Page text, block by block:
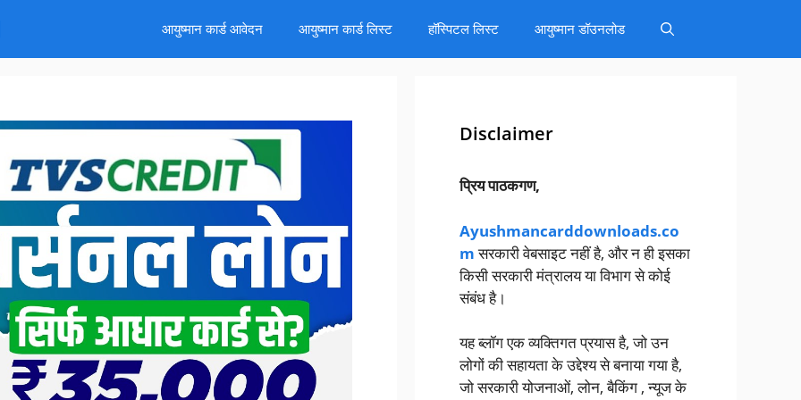
आयुष्मान कार्ड आवेदन आयुष्मान कार्ड लिस्ट हॉस्पिटल लिस्ट आयुष्मान डॉउनलोड
Disclaimer
प्रिय पाठकगण,
Ayushmancarddownloads.co
mसरकारी वेबसाइट नहीं है, और न ही इसका
किसी सरकारी मंत्रालय या विभाग से कोई
संबंध है।
यह ब्लॉग एक व्यक्तिगत प्रयास है, जो उन
लोगों की सहायता के उद्देश्य से बनाया गया है,
जो सरकारी योजनाओं, लोन, बैकिंग , न्यूज के